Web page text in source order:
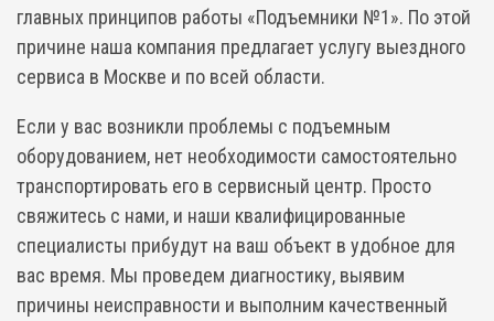
главных принципов работы «Подъемники №1». По этой
причине наша компания предлагает услугу выездного
сервиса в Москве и по всей области.
Если у вас возникли проблемы с подъемным
оборудованием, нет необходимости самостоятельно
транспортировать его в сервисный центр. Просто
свяжитесь с нами, и наши квалифицированные
специалисты прибудут на ваш объект в удобное для
вас время. Мы проведем диагностику, выявим
причины неисправности и выполним качественный